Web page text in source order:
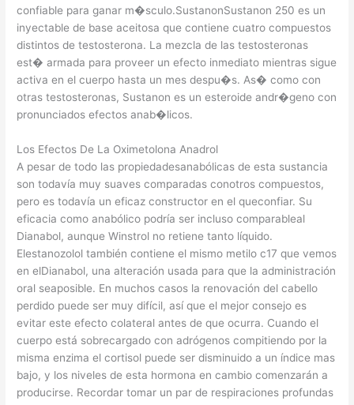
confiable para ganar m�sculo.SustanonSustanon 250 es un
inyectable de base aceitosa que contiene cuatro compuestos
distintos de testosterona. La mezcla de las testosteronas
est� armada para proveer un efecto inmediato mientras sigue
activa en el cuerpo hasta un mes despu�s. As� como con
otras testosteronas, Sustanon es un esteroide andr�geno con
pronunciados efectos anab�licos.
Los Efectos De La Oximetolona Anadrol
A pesar de todo las propiedadesanabólicas de esta sustancia
son todavía muy suaves comparadas conotros compuestos,
pero es todavía un eficaz constructor en el queconfiar. Su
eficacia como anabólico podría ser incluso comparableal
Dianabol, aunque Winstrol no retiene tanto líquido.
Elestanozolol también contiene el mismo metilo c17 que vemos
en elDianabol, una alteración usada para que la administración
oral seaposible. En muchos casos la renovación del cabello
perdido puede ser muy difícil, así que el mejor consejo es
evitar este efecto colateral antes de que ocurra. Cuando el
cuerpo está sobrecargado con adrógenos compitiendo por la
misma enzima el cortisol puede ser disminuido a un índice mas
bajo, y los niveles de esta hormona en cambio comenzarán a
producirse. Recordar tomar un par de respiraciones profundas